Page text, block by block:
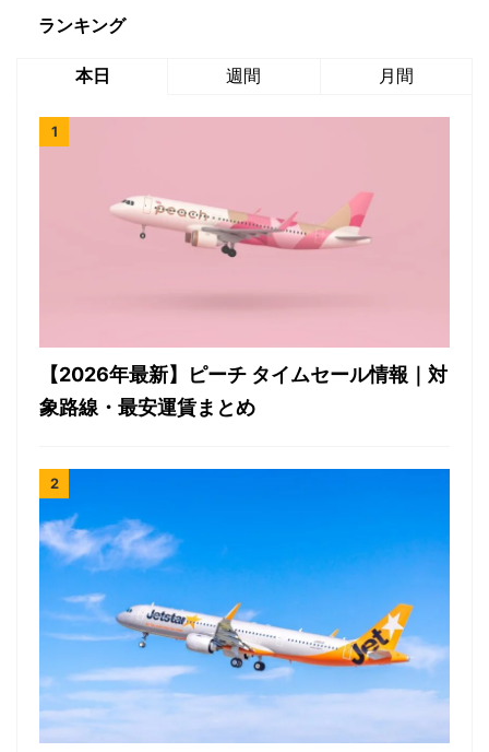
ランキング
本日 週間 月間
【2026年最新】ピーチ タイムセール情報｜対
象路線・最安運賃まとめ